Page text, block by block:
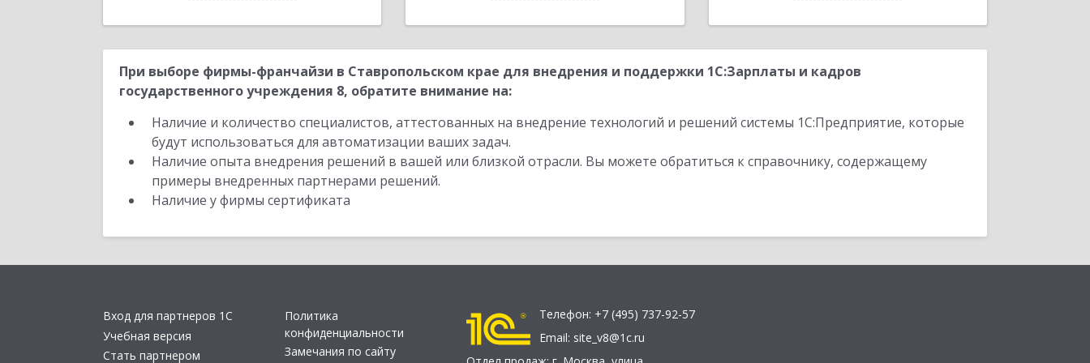
При выборе фирмы-франчайзи в Ставропольском крае для внедрения и поддержки 1С:Зарплаты и кадров
государственного учреждения 8, обратите внимание на:
Наличие и количество специалистов, аттестованных на внедрение технологий и решений системы 1С:Предприятие, которые
будут использоваться для автоматизации ваших задач.
Наличие опыта внедрения решений в вашей или близкой отрасли. Вы можете обратиться к справочнику, содержащему
примеры внедренных партнерами решений.
Наличие у фирмы сертификата
Вход для партнеров 1С
Учебная версия
Стать партнером
Политика
конфиденциальности
Замечания по сайту
Телефон: +7 (495) 737-92-57
Email: site_v8@1c.ru